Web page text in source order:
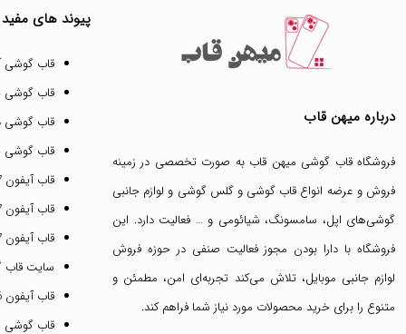
درباره میهن قاب
فروشگاه قاب گوشی میهن قاب به صورت تخصصی در زمینه
فروش و عرضه انواع قاب گوشی وگلس گوشی و لوازم جانبی
گوشی‌های اپل، سامسونگ، شیائومی و … فعالیت دارد. این
فروشگاه با دارا بودن مجوز فعالیت صنفی در حوزه فروش
لوازم جانبی موبایل، تلاش می‌کند تجربه‌ای امن، مطمئن و
متنوع را برای خرید محصولات مورد نیاز شما فراهم کند.
پیوند های مفید
قاب گوشی
قاب
قاب گوشی
قاب گوشی
قاب آیفون 17 پرو مکس
قاب آیفون 17 پرو
قاب آیفون 17 نرمال
سایت
قاب آیفون 16 پرومکس
قاب